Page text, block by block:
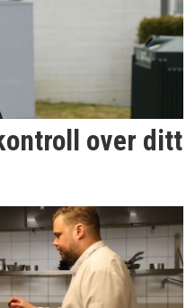
over ditt